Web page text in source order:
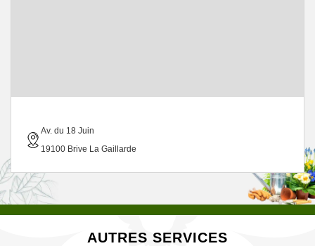
Av. du 18 Juin
19100 Brive La Gaillarde
AUTRES SERVICES